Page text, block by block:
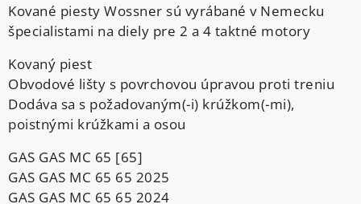
Kované piesty Wossner sú vyrábané v Nemecku
špecialistami na diely pre 2 a 4 taktné motory
Kovaný piest
Obvodové lišty s povrchovou úpravou proti treniu
Dodáva sa s požadovaným(-i) krúžkom(-mi),
poistnými krúžkami a osou
GAS GAS MC 65 [65]
GAS GAS MC 65 65 2025
GAS GAS MC 65 65 2024